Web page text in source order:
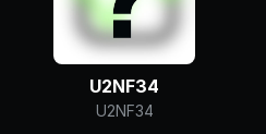
U2NF34
U2NF34